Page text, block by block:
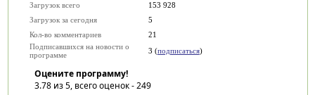
Загрузок всего
153 928
Загрузок за сегодня
5
Кол-во комментариев
21
Подписавшихся на новости о
программе
3 (подписаться)
Оцените программу!
3.78из 5, всего оценок -249